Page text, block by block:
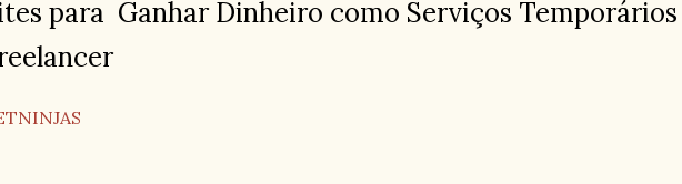
para Ganhar Dinheiro como Serviços Temporários